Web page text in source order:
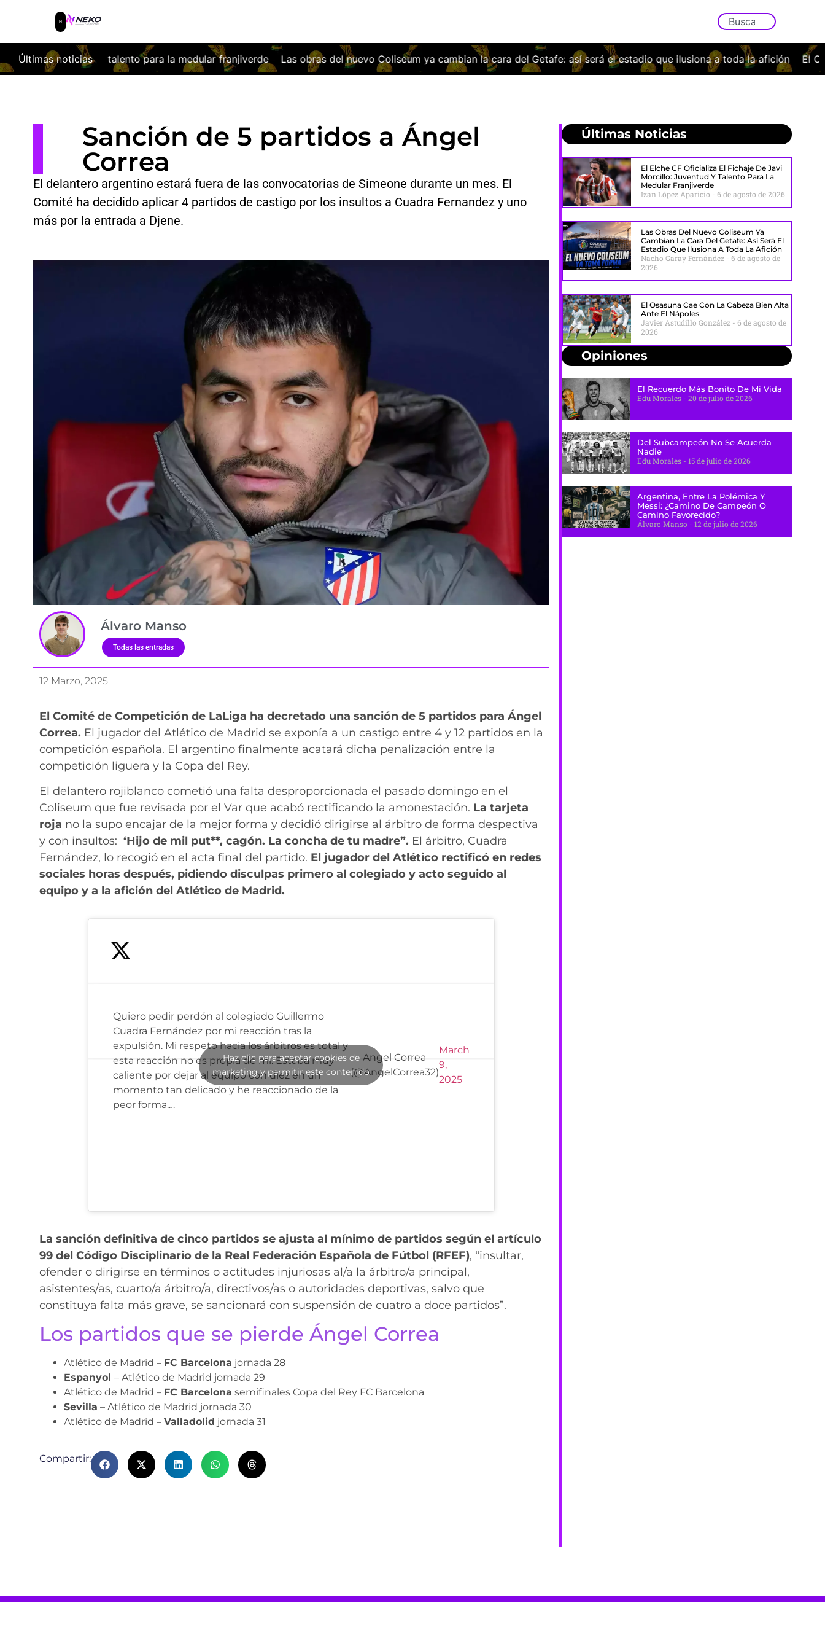
Últimas noticias
para la medular franjiverde Las obras del nuevo Coliseum ya cambian la cara del Getafe: así será el estadio que ilusiona a toda la afición El Osasuna cae con la cabeza
Sanción de 5 partidos a Ángel
Correa
El delantero argentino estará fuera de las convocatorias de Simeone durante un mes. El
Comité ha decidido aplicar 4 partidos de castigo por los insultos a Cuadra Fernandez y uno
más por la entrada a Djene.
Álvaro Manso
Todas las entradas
12 Marzo, 2025
El Comité de Competición de LaLiga ha decretado una sanción de 5 partidos para Ángel
Correa. El jugador del Atlético de Madrid se exponía a un castigo entre 4 y 12 partidos en la
competición española. El argentino finalmente acatará dicha penalización entre la
competición liguera y la Copa del Rey.
El delantero rojiblanco cometió una falta desproporcionada el pasado domingo en el
Coliseum que fue revisada por el Var que acabó rectificando la amonestación. La tarjeta
roja no la supo encajar de la mejor forma y decidió dirigirse al árbitro de forma despectiva
y con insultos: ‘Hijo de mil put**, cagón. La concha de tu madre”. El árbitro, Cuadra
Fernández, lo recogió en el acta final del partido. El jugador del Atlético rectificó en redes
sociales horas después, pidiendo disculpas primero al colegiado y acto seguido al
equipo y a la afición del Atlético de Madrid.
Quiero pedir perdón al colegiado Guillermo
Cuadra Fernández por mi reacción tras la
expulsión. Mi respeto hacia los árbitros es total y
esta reacción no es propia de mí. Estaba muy
caliente por dejar al equipo con diez en un
momento tan delicado y he reaccionado de la
peor forma.…
— Angel Correa
(@AngelCorrea32)
March
9,
2025
Haz clic para aceptar cookies de
marketing y permitir este contenido
La sanción definitiva de cinco partidos se ajusta al mínimo de partidos según el artículo
99 del Código Disciplinario de la Real Federación Española de Fútbol (RFEF), “insultar,
ofender o dirigirse en términos o actitudes injuriosas al/a la árbitro/a principal,
asistentes/as, cuarto/a árbitro/a, directivos/as o autoridades deportivas, salvo que
constituya falta más grave, se sancionará con suspensión de cuatro a doce partidos”.
Los partidos que se pierde Ángel Correa
Atlético de Madrid – FC Barcelona jornada 28
Espanyol – Atlético de Madrid jornada 29
Atlético de Madrid – FC Barcelona semifinales Copa del Rey FC Barcelona
Sevilla – Atlético de Madrid jornada 30
Atlético de Madrid – Valladolid jornada 31
Compartir:
Últimas Noticias
El Elche CF Oficializa El Fichaje De Javi
Morcillo: Juventud Y Talento Para La
Medular Franjiverde
Izan López Aparicio 6 de agosto de 2026
Las Obras Del Nuevo Coliseum Ya
Cambian La Cara Del Getafe: Así Será El
Estadio Que Ilusiona A Toda La Afición
Nacho Garay Fernández
6 de agosto de
2026
El Osasuna Cae Con La Cabeza Bien Alta
Ante El Nápoles
Javier Astudillo González
6 de agosto de
2026
Opiniones
El Recuerdo Más Bonito De Mi Vida
Edu Morales
20 de julio de 2026
Del Subcampeón No Se Acuerda
Nadie
Edu Morales
15 de julio de 2026
Argentina, Entre La Polémica Y
Messi: ¿camino De Campeón O
Camino Favorecido?
Álvaro Manso
12 de julio de 2026